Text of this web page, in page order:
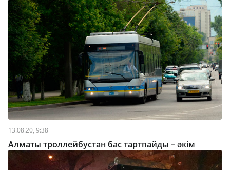
13.08.20, 9:38
Алматы троллейбустан бас тартпайды – әкім